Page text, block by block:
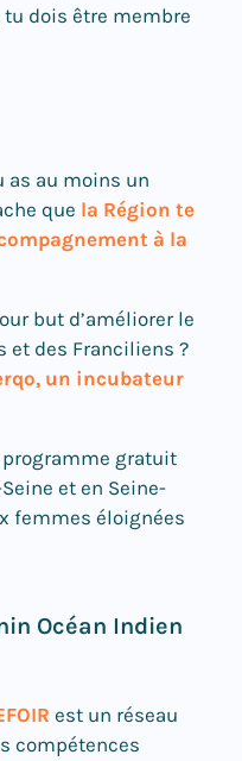
tu dois être membre
as au moins un
que la Région te
à la
but d’améliorer le
et des Franciliens ?
un incubateur
programme gratuit
et en Seine-
femmes éloignées
Océan Indien
est un réseau
compétences